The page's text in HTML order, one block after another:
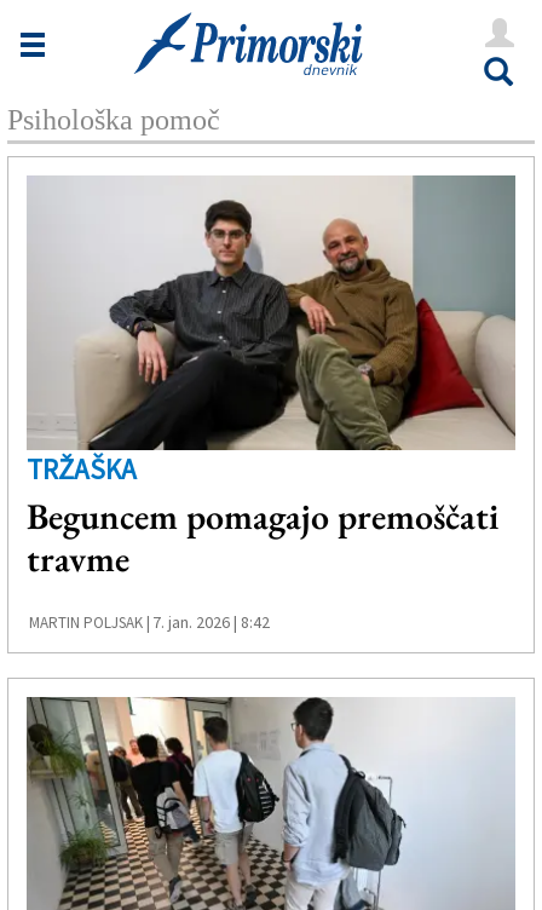
Novice
Goriška
Kultura
Oglasi
Založnik
Zadruga PD
Naročnine
Psihološka pomoč
TRŽAŠKA
Beguncem pomagajo premoščati
travme
MARTIN POLJSAK | 7. jan. 2026 | 8:42